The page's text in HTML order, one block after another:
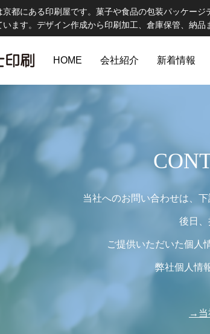
都にある印刷屋です。菓子や食品の包装パッケー
ます。デザイン作成から印刷加工、倉庫保管、納品
HOME 会社紹介 新着情報
トのSDGsを支援し、CSR･環境保護製品のご提
ゃない！イベントやカ
くじ」の仕組みと製作
殊印刷「発泡シルク印刷
当社へのお問い合わせは、
後日、
ご提供いただいた個人
弊社個人情
→当